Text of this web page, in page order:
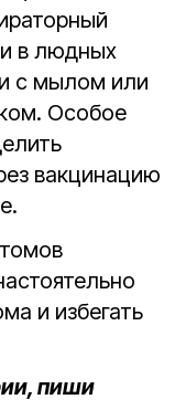
в людных
с мылом или
Особое
вакцинацию
и избегать
пиши